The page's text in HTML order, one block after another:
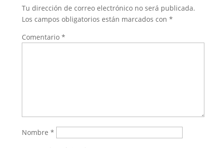
Tu dirección de correo electrónico no será publicada.
Los campos obligatorios están marcados con *
Comentario *
Nombre *